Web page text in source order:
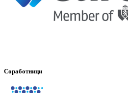
Соработници